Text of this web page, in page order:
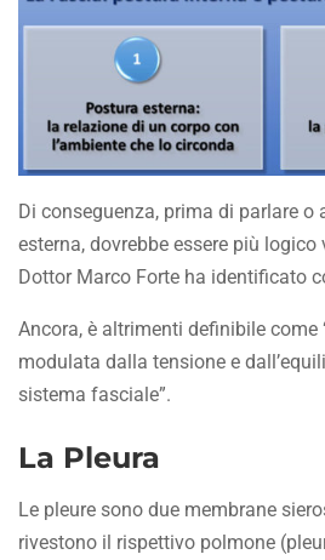
Di conseguenza, prima di parlare o
esterna, dovrebbe essere più
Dottor Marco Forte ha identificato
Ancora, è altrimenti definibile come
modulata dalla tensione e
sistema fasciale”.
La Pleura
Le pleure sono due membrane
rivestono il rispettivo polmone